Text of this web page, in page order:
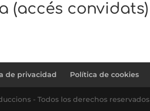
(accés convidats)
de privacidad Política de cookies
- Todos los derechos reservados